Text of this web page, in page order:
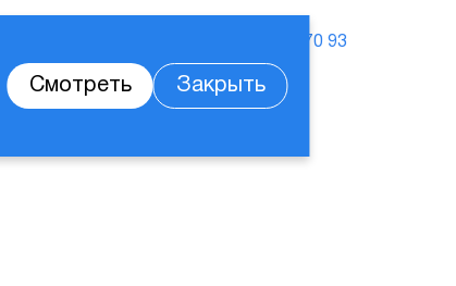
Смотреть Закрыть
+7 812 244 70 93